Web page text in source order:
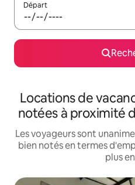
Départ
Locations de
notées à proximité
Les voyageurs sont
bien notés en termes
plus